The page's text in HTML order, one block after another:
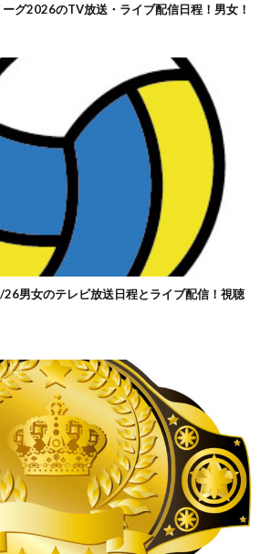
ーグ2026のTV放送・ライブ配信日程！男女！
26男女のテレビ放送日程とライブ配信！視聴